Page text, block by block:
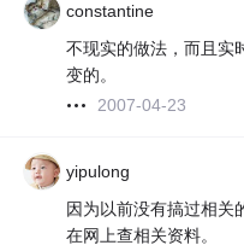
constantine
不现实的做法，而且实
变的。
2007-04-23
yipulong
因为以前没有搞过相关
在网上查相关资料。